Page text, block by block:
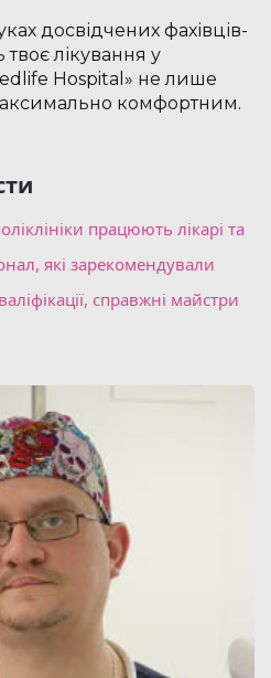
досвідчених фахівців-
твоє лікування у
Hospital» не лише
комфортним.
працюють лікарі та
які зарекомендували
справжні майстри